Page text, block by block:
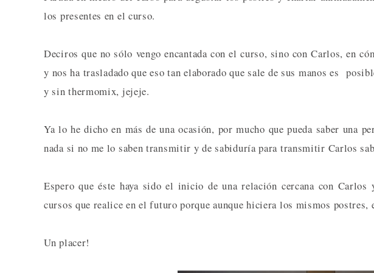
los presentes en el curso.
Deciros que no sólo vengo encantada con el curso, sino con Carlos, en
y nos ha trasladado que eso tan elaborado que sale de sus manos es
y sin thermomix, jejeje.
Ya lo he dicho en más de una ocasión, por mucho que pueda saber una
nada si no me lo saben transmitir y de sabiduría para transmitir Carlos
Espero que éste haya sido el inicio de una relación cercana con
cursos que realice en el futuro porque aunque hiciera los mismos postres,
Un placer!